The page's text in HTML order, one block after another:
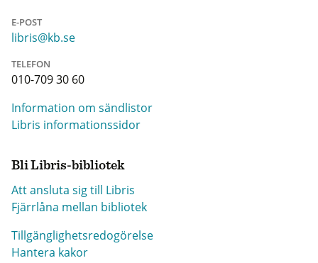
E-POST
libris@kb.se
TELEFON
010-709 30 60
Information om sändlistor
Libris informationssidor
Bli Libris-bibliotek
Att ansluta sig till Libris
Fjärrlåna mellan bibliotek
Tillgänglighetsredogörelse
Hantera kakor